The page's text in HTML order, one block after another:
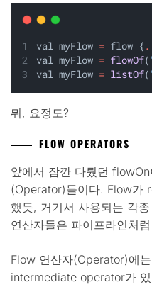
val myFlow = flow {
val myFlow = flowOf(
val myFlow = listOf(
뭐, 요정도?
FLOW OPERATORS
앞에서 잠깐 다뤘던
(Operator)들이다. Flow가
했듯, 거기서 사용되는 각
연산자들은 파이프라인처
Flow 연산자(Operator)에
intermediate operator가